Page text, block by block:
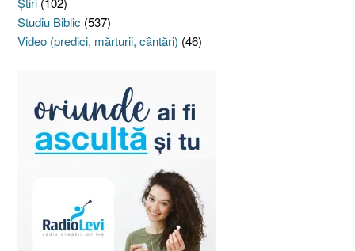
Studiu Biblic (537)
Video (predici, mărturii, cântări) (46)